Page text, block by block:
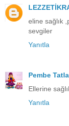
eline sağlık
sevgiler
Yanıtla
Pembe
Ellerine
Yanıtla